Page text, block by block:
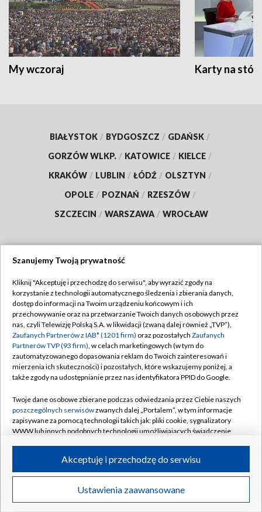
My wczoraj Karty na
BIAŁYSTOK / BYDGOSZCZ / GDAŃSK /
GORZÓW WLKP. / KATOWICE / KIELCE /
KRAKÓW / LUBLIN / ŁÓDŹ / OLSZTYN /
OPOLE / POZNAŃ / RZESZÓW /
SZCZECIN / WARSZAWA / WROCŁAW
TVP
Abonament TVP
Emisja w TVP
Centrum informacji TVP
Naziemna Telewizja Cyfrowa
Rada Programowa
System NOS
Informacje o nadawcy
Program dla prasy
Ogłoszenie przetargowe
Regulamin TVP
Polityka prywatności
Moje zgody
Pomoc
Kontakt
Kanały
©2026 Telewizja Polska S.A. w likwidacji
Szanujemy Twoją prywatność
Kliknij "Akceptuję i przechodzę do serwisu", aby wyrazić zgody na
korzystanie z technologii automatycznego śledzenia i zbierania danych,
dostęp do informacji na Twoim urządzeniu końcowym i ich
przechowywanie oraz na przetwarzanie Twoich danych osobowych przez
nas, czyli Telewizję Polską S.A. w likwidacji (zwaną dalej również „TVP”),
Zaufanych Partnerów z IAB* (1201 firm) oraz pozostałych Zaufanych
Partnerów TVP (93 firm), w celach marketingowych (w tym do
zautomatyzowanego dopasowania reklam do Twoich zainteresowań i
mierzenia ich skuteczności) i pozostałych, które wskazujemy poniżej, a
także zgody na udostępnianie przez nas identyfikatora PPID do Google.
Twoje dane osobowe zbierane podczas odwiedzania przez Ciebie naszych
poszczególnych serwisówzwanych dalej „Portalem”, w tym informacje
zapisywane za pomocą technologii takich jak: pliki cookie, sygnalizatory
WWW lub innych podobnych technologii umożliwiających świadczenie
ruchu w Internecie.
Twoje dane osobowe zbierane podczas odwiedzania przez Ciebie
poszczególnych serwisówna Portalu, takie jak adresy IP, identyfikatory
Ustawienia zaawansowane
Akceptuję i przechodzę do serwisu